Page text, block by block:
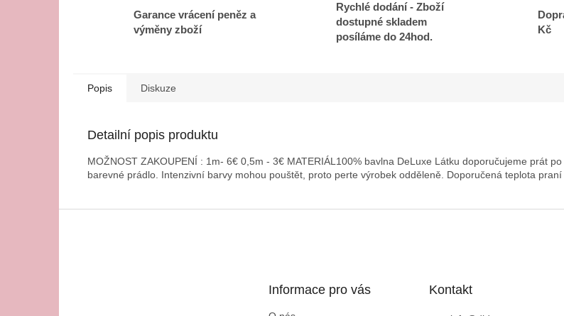
Garance vrácení peněz a
výměny zboží
Rychlé dodání - Zboží
dostupné skladem
posíláme do 24hod.
Kč
Popis Diskuze
Detailní popis produktu
MOŽNOST ZAKOUPENÍ : 1m- 6€ 0,5m - 3€ MATERIÁL100% bavlna DeLuxe Látku doporučujeme prát
barevné prádlo. Intenzivní barvy mohou pouštět, proto perte výrobek odděleně. Doporučená teplota
Informace pro vás Kontakt